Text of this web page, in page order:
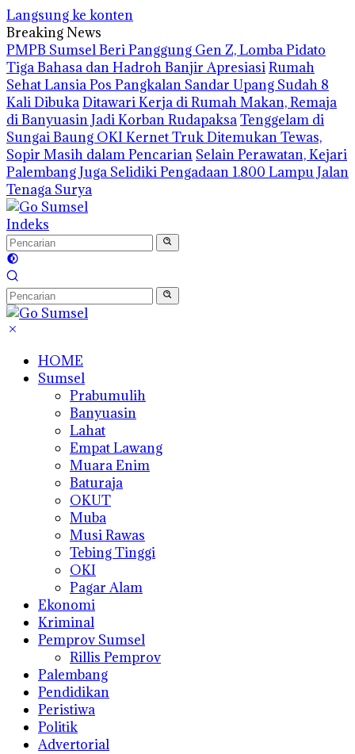
Langsung ke konten
Breaking News
PMPB Sumsel Beri Panggung Gen Z, Lomba Pidato
Tiga Bahasa dan Hadroh Banjir ApresiasiRumah
Sehat Lansia Pos Pangkalan Sandar Upang Sudah 8
Kali DibukaDitawari Kerja di Rumah Makan, Remaja
di Banyuasin Jadi Korban RudapaksaTenggelam di
Sungai Baung OKI Kernet Truk Ditemukan Tewas,
Sopir Masih dalam Pencarian Selain Perawatan, Kejari
Palembang Juga Selidiki Pengadaan 1.800 Lampu Jalan
Tenaga Surya
Indeks
HOME
Sumsel
Prabumulih
Banyuasin
Lahat
Empat Lawang
Muara Enim
Baturaja
OKUT
Muba
Musi Rawas
Tebing Tinggi
OKI
Pagar Alam
Ekonomi
Kriminal
Pemprov Sumsel
Rillis Pemprov
Palembang
Pendidikan
Peristiwa
Politik
Advertorial